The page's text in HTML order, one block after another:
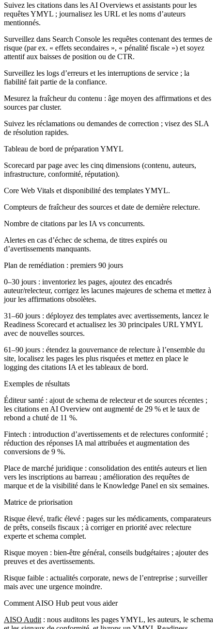
Suivez les citations dans les AI Overviews et assistants pour les
requêtes YMYL ; journalisez les URL et les noms d’auteurs
mentionnés.
Surveillez dans Search Console les requêtes contenant des termes de
risque (par ex. « effets secondaires », « pénalité fiscale ») et soyez
attentif aux baisses de position ou de CTR.
Surveillez les logs d’erreurs et les interruptions de service ; la
fiabilité fait partie de la confiance.
Mesurez la fraîcheur du contenu : âge moyen des affirmations et des
sources par cluster.
Suivez les réclamations ou demandes de correction ; visez des SLA
de résolution rapides.
Tableau de bord de préparation YMYL
Scorecard par page avec les cinq dimensions (contenu, auteurs,
infrastructure, conformité, réputation).
Core Web Vitals et disponibilité des templates YMYL.
Compteurs de fraîcheur des sources et date de dernière relecture.
Nombre de citations par les IA vs concurrents.
Alertes en cas d’échec de schema, de titres expirés ou
d’avertissements manquants.
Plan de remédiation : premiers 90 jours
0–30 jours : inventoriez les pages, ajoutez des encadrés
auteur/relecteur, corrigez les lacunes majeures de schema et mettez à
jour les affirmations obsolètes.
31–60 jours : déployez des templates avec avertissements, lancez le
Readiness Scorecard et actualisez les 30 principales URL YMYL
avec de nouvelles sources.
61–90 jours : étendez la gouvernance de relecture à l’ensemble du
site, localisez les pages les plus risquées et mettez en place le
logging des citations IA et les tableaux de bord.
Exemples de résultats
Éditeur santé : ajout de schema de relecteur et de sources récentes ;
les citations en AI Overview ont augmenté de 29 % et le taux de
rebond a chuté de 11 %.
Fintech : introduction d’avertissements et de relectures conformité ;
réduction des réponses IA mal attribuées et augmentation des
conversions de 9 %.
Place de marché juridique : consolidation des entités auteurs et lien
vers les inscriptions au barreau ; amélioration des requêtes de
marque et de la visibilité dans le Knowledge Panel en six semaines.
Matrice de priorisation
Risque élevé, trafic élevé : pages sur les médicaments, comparateurs
de prêts, conseils fiscaux ; à corriger en priorité avec relecture
experte et schema complet.
Risque moyen : bien‑être général, conseils budgétaires ; ajouter des
preuves et des avertissements.
Risque faible : actualités corporate, news de l’entreprise ; surveiller
mais avec une urgence moindre.
Comment AISO Hub peut vous aider
AISO Audit : nous auditons les pages YMYL, les auteurs, le schema